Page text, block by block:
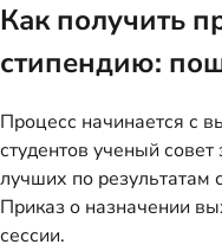
Как получить
стипендию:
Процесс начинается с
студентов ученый
лучших по результатам
Приказ о назначении
сессии.